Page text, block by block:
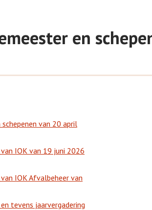
en
van 20 april
IOK van 19 juni 2026
IOK Afvalbeheer van
tevens jaarvergadering